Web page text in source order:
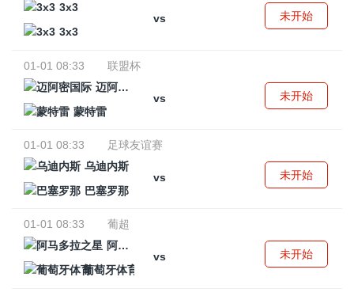
3x3
vs
3x3
未开始
01-01 08:33
联盟杯
迈阿密国际
vs
蒙特雷
未开始
01-01 08:33
足球友谊赛
乌迪内斯
vs
巴塞罗那
未开始
01-01 08:33
葡超
阿马多拉之星
vs
葡萄牙体育
未开始